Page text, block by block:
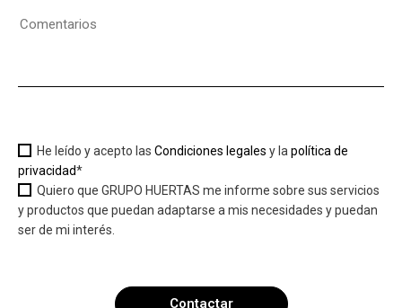
He leído y acepto las Condiciones legales y la política de
privacidad*
Quiero que GRUPO HUERTAS me informe sobre sus servicios
y productos que puedan adaptarse a mis necesidades y puedan
ser de mi interés.